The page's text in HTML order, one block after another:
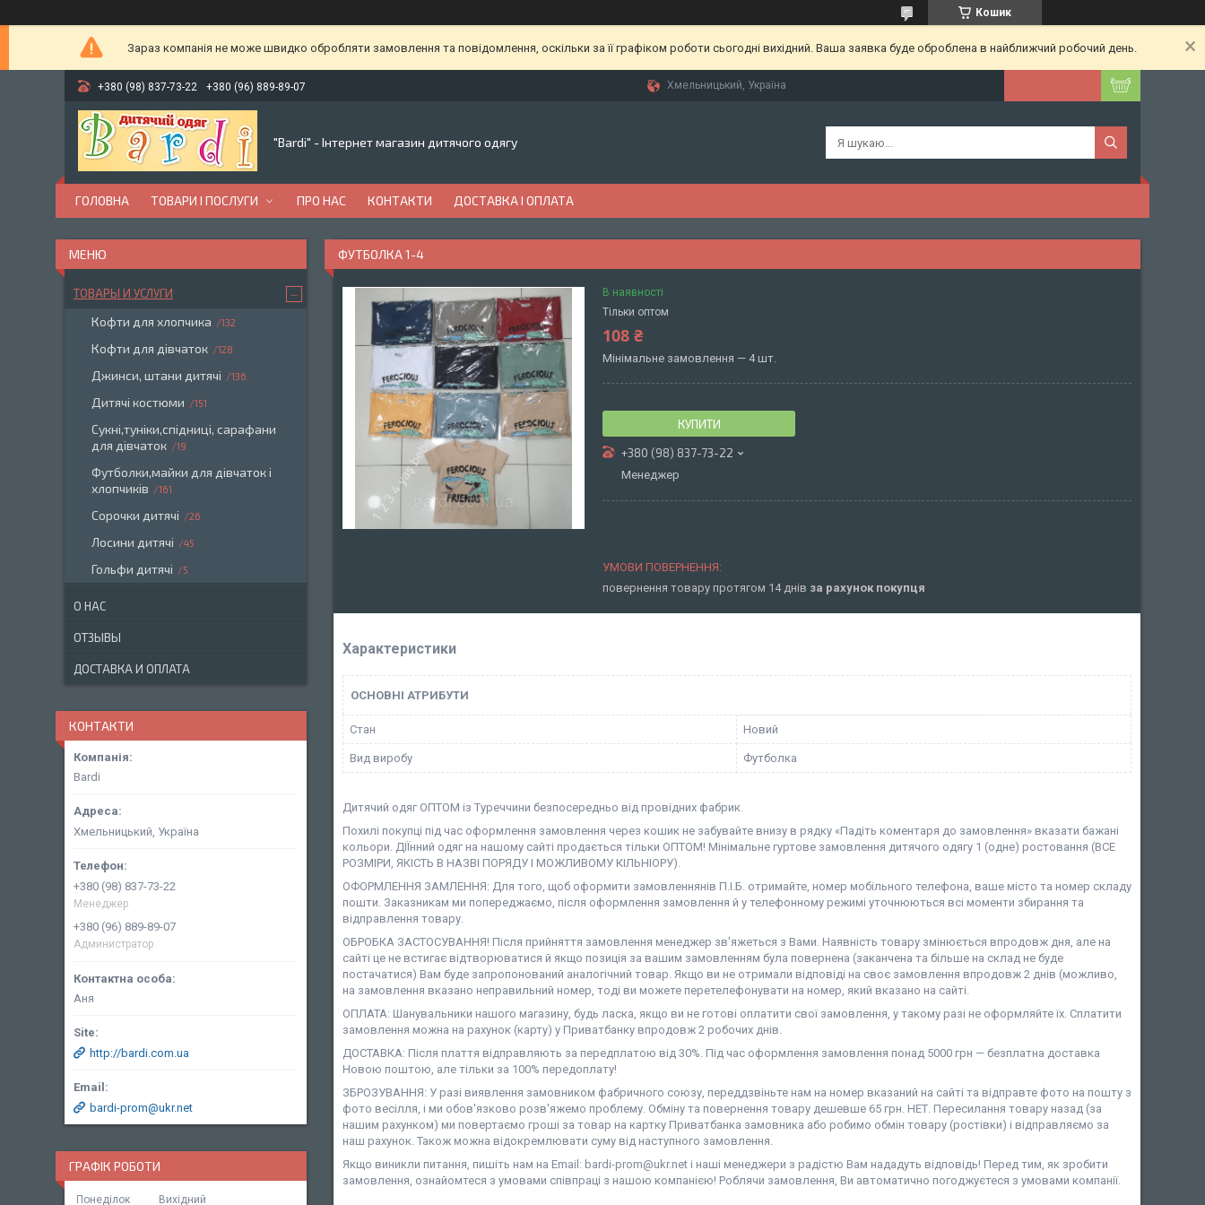
Кошик
Зараз компанія не може швидко обробляти замовлення та повідомлення, оскільки за її графіком роботи сьогодні вихідний. Ваша заявка буде оброблена в найближчий робочий день.
+380 (98) 837-73-22 +380 (96) 889-89-07 Хмельницький, Україна
"Bardi" - Інтернет магазин дитячого одягу
ГОЛОВНА ТОВАРИ І ПОСЛУГИ ПРО НАС КОНТАКТИ ДОСТАВКА І ОПЛАТА
ФУТБОЛКА 1-4
В наявності
Тільки оптом
108 ₴
Мінімальне замовлення — 4 шт.
КУПИТИ
+380 (98) 837-73-22
Менеджер
повернення товару протягом 14 днів за рахунок покупця
Характеристики
ОСНОВНІ АТРИБУТИ
Стан Новий
Вид виробу Футболка
Дитячий одяг ОПТОМ із Туреччини безпосередньо від провідних фабрик.
Похилі покупці під час оформлення замовлення через кошик не забувайте внизу в рядку «Падіть коментаря до замовлення» вказати бажані
кольори. ДІЇнний одяг на нашому сайті продається тільки ОПТОМ! Мінімальне гуртове замовлення дитячого одягу 1 (одне) ростовання (ВСЕ
РОЗМІРИ, ЯКІСТЬ В НАЗВІ ПОРЯДУ І МОЖЛИВОМУ КІЛЬНІОРУ).
ОФОРМЛЕННЯ ЗАМЛЕННЯ: Для того, щоб оформити замовленнянів П.І.Б. отримайте, номер мобільного телефона, ваше місто та номер складу
пошти. Заказникам ми попереджаємо, після оформлення замовлення й у телефонному режимі уточнюються всі моменти збирання та
відправлення товару.
ОБРОБКА ЗАСТОСУВАННЯ! Після прийняття замовлення менеджер зв'яжеться з Вами. Наявність товару змінюється впродовж дня, але на
сайті це не встигає відтворюватися й якщо позиція за вашим замовленням була повернена (заканчена та більше на склад не буде
постачатися) Вам буде запропонований аналогічний товар. Якщо ви не отримали відповіді на своє замовлення впродовж 2 днів (можливо,
на замовлення вказано неправильний номер, тоді ви можете перетелефонувати на номер, який вказано на сайті.
ОПЛАТА: Шанувальники нашого магазину, будь ласка, якщо ви не готові оплатити свої замовлення, у такому разі не оформляйте їх. Сплатити
замовлення можна на рахунок (карту) у Приватбанку впродовж 2 робочих днів.
ДОСТАВКА: Після плаття відправляють за передплатою від 30%. Під час оформлення замовлення понад 5000 грн — безплатна доставка
Новою поштою, але тільки за 100% передоплату!
ЗБРОЗУВАННЯ: У разі виявлення замовником фабричного союзу, переддзвіньте нам на номер вказаний на сайті та відправте фото на пошту з
фото весілля, і ми обов'язково розв'яжемо проблему. Обміну та повернення товару дешевше 65 грн. НЕТ. Пересилання товару назад (за
нашим рахунком) ми повертаємо гроші за товар на картку Приватбанка замовника або робимо обмін товару (ростівки) і відправляємо за
наш рахунок. Також можна відокремлювати суму від наступного замовлення.
Якщо виникли питання, пишіть нам на Email: bardi-prom@ukr.net і наші менеджери з радістю Вам нададуть відповідь! Перед тим, як зробити
замовлення, ознайомтеся з умовами співпраці з нашою компанією! Роблячи замовлення, Ви автоматично погоджуєтеся з умовами компанії.
ТОВАРЫ И УСЛУГИ
Кофти для хлопчика 132
Кофти для дівчаток 128
Джинси, штани дитячі 136
Дитячі костюми 151
Сукні,туніки,спідниці, сарафани
для дівчаток
19
Футболки,майки для дівчаток і
хлопчиків
161
Сорочки дитячі 26
Лосини дитячі 45
Гольфи дитячі 5
О НАС
ОТЗЫВЫ
ДОСТАВКА И ОПЛАТА
КОНТАКТИ
Bardi
Хмельницький, Україна
+380 (98) 837-73-22
Менеджер
+380 (96) 889-89-07
Администратор
Аня
http://bardi.com.ua
bardi-prom@ukr.net
ГРАФІК РОБОТИ
Понеділок Вихідний